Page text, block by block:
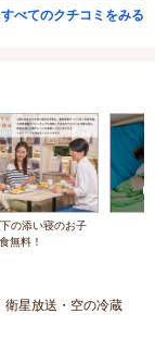
すべてのクチコミをみる
の添い寝のお子
無料！
衛星放送・空の冷蔵